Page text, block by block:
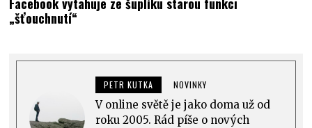
„šťouchnutí“
PETR KUTKA NOVINKY
V online světě je jako doma už od
roku 2005. Rád píše o nových